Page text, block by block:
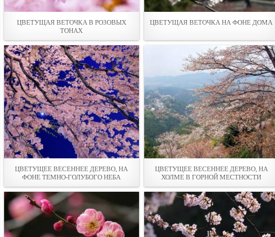
ЦВЕТУЩАЯ ВЕТОЧКА В РОЗОВЫХ
ТОНАХ
ЦВЕТУЩАЯ ВЕТОЧКА НА ФОНЕ ДОМА
ЦВЕТУЩЕЕ ВЕСЕННЕЕ ДЕРЕВО, НА
ФОНЕ ТЕМНО-ГОЛУБОГО НЕБА
ЦВЕТУЩЕЕ ВЕСЕННЕЕ ДЕРЕВО, НА
ХОЛМЕ В ГОРНОЙ МЕСТНОСТИ